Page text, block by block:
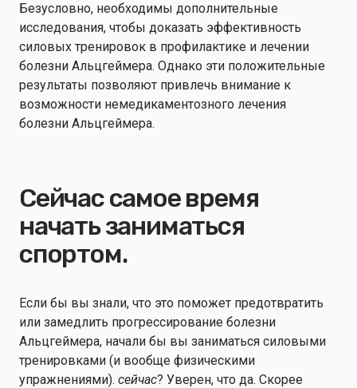
Безусловно, необходимы дополнительные
исследования, чтобы доказать эффективность
силовых тренировок в профилактике и лечении
болезни Альцгеймера. Однако эти положительные
результаты позволяют привлечь внимание к
возможности немедикаментозного лечения
болезни Альцгеймера.
Сейчас самое время
начать заниматься
спортом.
Если бы вы знали, что это поможет предотвратить
или замедлить прогрессирование болезни
Альцгеймера, начали бы вы заниматься силовыми
тренировками (и вообще физическими
упражнениями). сейчас? Уверен, что да. Скорее